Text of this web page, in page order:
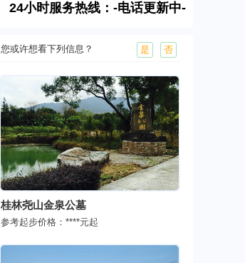
24小时服务热线：-电话更新中-
您或许想看下列信息？ 是 否
桂林尧山金泉公墓
参考起步价格： ****元起